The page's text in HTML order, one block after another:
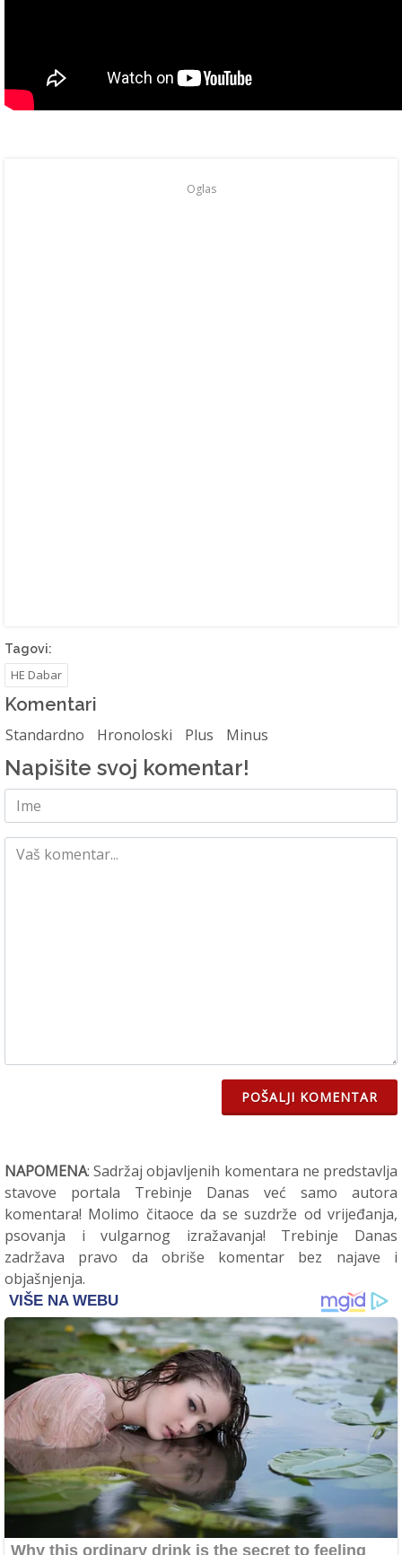
Oglas
Tagovi:
HE Dabar
Komentari
Standardno Hronoloski Plus Minus
Napišite svoj komentar!
POŠALJI KOMENTAR
NAPOMENA: Sadržaj objavljenih komentara ne predstavlja
stavove portala Trebinje Danas već samo autora
komentara! Molimo čitaoce da se suzdrže od vrijeđanja,
psovanja i vulgarnog izražavanja! Trebinje Danas
zadržava pravo da obriše komentar bez najave i
objašnjenja.